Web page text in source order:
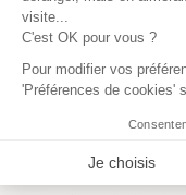
visite...
C'est OK pour vous ?
Pour modifier vos
'Préférences de cookies'
Je choisis
centrée sur la
plutôt que sur la
blancs
par des
que les rouges
douces, donnant